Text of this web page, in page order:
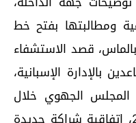
ومطالبتها بفتح خط
قصد الاستشفاء
بالإدارة الإسبانية،
المجلس الجهوي خلال